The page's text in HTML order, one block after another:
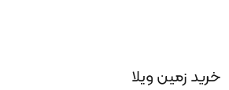
خريد زمين ويلا